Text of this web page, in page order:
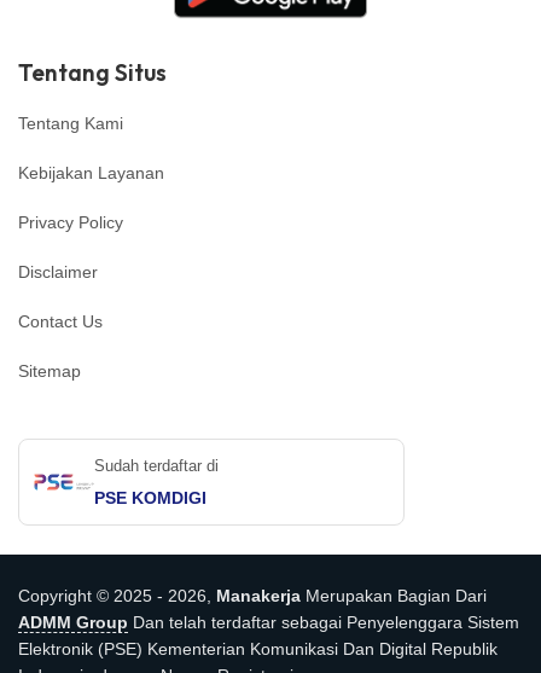
Tentang Situs
Tentang Kami
Kebijakan Layanan
Privacy Policy
Disclaimer
Contact Us
Sitemap
Sudah terdaftar di
PSE KOMDIGI
Copyright © 2025 - 2026, Manakerja Merupakan Bagian Dari
ADMM Group Dan telah terdaftar sebagai Penyelenggara Sistem
Elektronik (PSE) Kementerian Komunikasi Dan Digital Republik